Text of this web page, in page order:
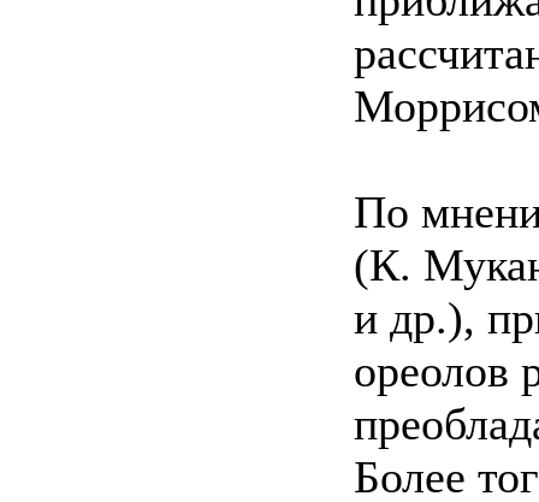
По
(К.
и др.),
ореолов
Более